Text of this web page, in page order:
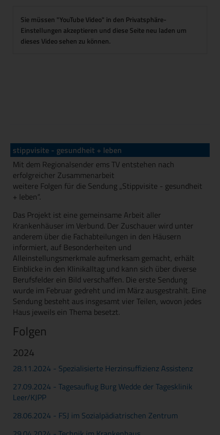
Sie müssen "YouTube Video" in den Privatsphäre-
Einstellungen akzeptieren und diese Seite neu laden um
dieses Video sehen zu können.
stippvisite - gesundheit + leben
Mit dem Regionalsender ems TV entstehen nach
erfolgreicher Zusammenarbeit
weitere Folgen für die Sendung „Stippvisite - gesundheit
+ leben“.
Das Projekt ist eine gemeinsame Arbeit aller
Krankenhäuser im Verbund. Der Zuschauer wird unter
anderem über die Fachabteilungen in den Häusern
informiert, auf Besonderheiten und
Alleinstellungsmerkmale aufmerksam gemacht, erhält
Einblicke in den Klinikalltag und kann sich über diverse
Berufsfelder ein Bild verschaffen. Die erste Sendung
wurde im Februar gedreht und im März ausgestrahlt. Eine
Sendung besteht aus insgesamt vier Teilen, wovon jedes
Haus jeweils ein Thema besetzt.
Folgen
2024
28.11.2024 - Spezialisierte Herzinsuffizienz Assistenz
27.09.2024 - Tagesauflug Burg Wedde der Tagesklinik
Leer/KJPP
28.06.2024 - FSJ im Sozialpädiatrischen Zentrum